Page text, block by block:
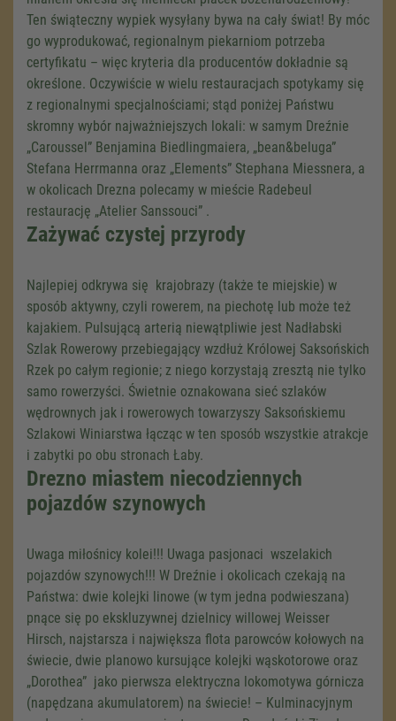
Ten świąteczny wypiek wysyłany bywa na cały świat! By móc
go wyprodukować, regionalnym piekarniom potrzeba
certyfikatu – więc kryteria dla producentów dokładnie są
określone. Oczywiście w wielu restauracjach spotykamy się
z regionalnymi specjalnościami; stąd poniżej Państwu
skromny wybór najważniejszych lokali: w samym Dreźnie
„Caroussel” Benjamina Biedlingmaiera, „bean&beluga”
Stefana Herrmanna oraz „Elements” Stephana Miessnera, a
w okolicach Drezna polecamy w mieście Radebeul
restaurację „Atelier Sanssouci” .
Zażywać czystej przyrody
Najlepiej odkrywa się krajobrazy (także te miejskie) w
sposób aktywny, czyli rowerem, na piechotę lub może też
kajakiem. Pulsującą arterią niewątpliwie jest Nadłabski
Szlak Rowerowy przebiegający wzdłuż Królowej Saksońskich
Rzek po całym regionie; z niego korzystają zresztą nie tylko
samo rowerzyści. Świetnie oznakowana sieć szlaków
wędrownych jak i rowerowych towarzyszy Saksońskiemu
Szlakowi Winiarstwa łącząc w ten sposób wszystkie atrakcje
i zabytki po obu stronach Łaby.
Drezno miastem niecodziennych
pojazdów szynowych
Uwaga miłośnicy kolei!!! Uwaga pasjonaci wszelakich
pojazdów szynowych!!! W Dreźnie i okolicach czekają na
Państwa: dwie kolejki linowe (w tym jedna podwieszana)
pnące się po ekskluzywnej dzielnicy willowej Weisser
Hirsch, najstarsza i największa flota parowców kołowych na
świecie, dwie planowo kursujące kolejki wąskotorowe oraz
„Dorothea” jako pierwsza elektryczna lokomotywa górnicza
(napędzana akumulatorem) na świecie! – Kulminacyjnym